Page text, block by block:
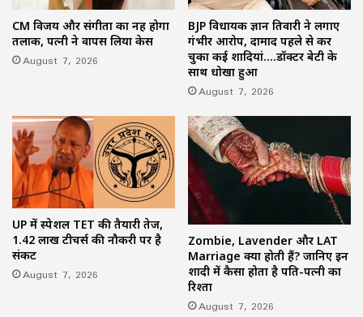
CM विजय और संगीता का नहीं होगा
तलाक, पत्नी ने वापस लिया केस
August 7, 2026
BJP विधायक ज्ञान तिवारी ने लगाए
गंभीर आरोप, दामाद पहले से कर
चुका कई शादियां….डॉक्टर बेटी के
साथ धोखा हुआ
August 7, 2026
UP में स्पेशल TET की तैयारी तेज,
1.42 लाख टीचर्स की नौकरी पर है
संकट
August 7, 2026
Zombie, Lavender और LAT
Marriage क्या होती हैं? जानिए इन
शादी में कैसा होता है पति-पत्नी का
रिश्ता
August 7, 2026